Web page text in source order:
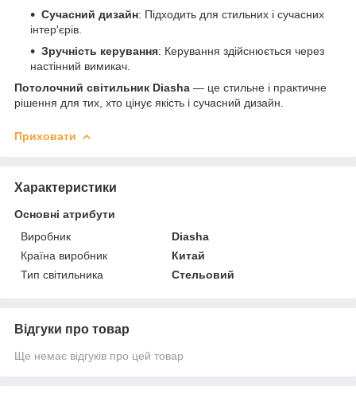
Сучасний дизайн: Підходить для стильних і сучасних
інтер'єрів.
Зручність керування: Керування здійснюється через
настінний вимикач.
Потолочний світильник Diasha — це стильне і практичне
рішення для тих, хто цінує якість і сучасний дизайн.
Приховати
Характеристики
Основні атрибути
Виробник
Diasha
Країна виробник
Китай
Тип світильника
Стельовий
Відгуки про товар
Ще немає відгуків про цей товар